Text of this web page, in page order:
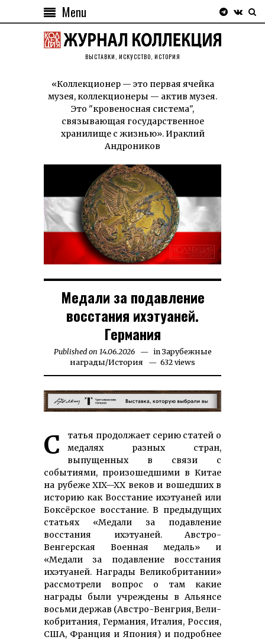
Menu
ВЫСТАВКИ, ИСКУССТВО, ИСТОРИЯ
«Коллекционер — это первая ячейка
музея, коллекционеры — актив музея.
Это "кровеносная система",
связывающая государственное
хранилище с жизнью». Ираклий
Андроников
Медали за подавление
восстания ихэтуаней.
Германия
Published on 14.06.202615.06.2026
in Зарубежные
награды/История 632 views
Статья продолжает серию статей о
медалях разных стран,
выпущенных в связи с
событиями, произошедшими в Китае
на рубеже XIX—XX веков и вошедших в
историю как Восстание ихэтуаней или
Боксёрское восстание. В предыдущих
статьях «Медали за подавление
восстания ихэтуаней. Австро-
Венгерская Военная медаль» и
«Медали за подавление восстания
ихэтуаней. Награды Великобрита­нии»
рас­смотрели вопрос о там какие
награды были учреждены в Альянсе
восьми держав (Австро-Венгрия, Вели­
кобритания, Германия, Италия, Россия,
США, Франция и Япония) и подробнее